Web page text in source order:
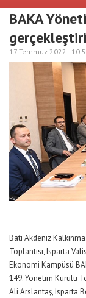
BAKA
17 Temmuz 2022 -
Batı Akdeniz
Toplantısı, Isparta
Ekonomi Kampüsü
149. Yönetim Kurulu
Ali Arslantaş, Isparta